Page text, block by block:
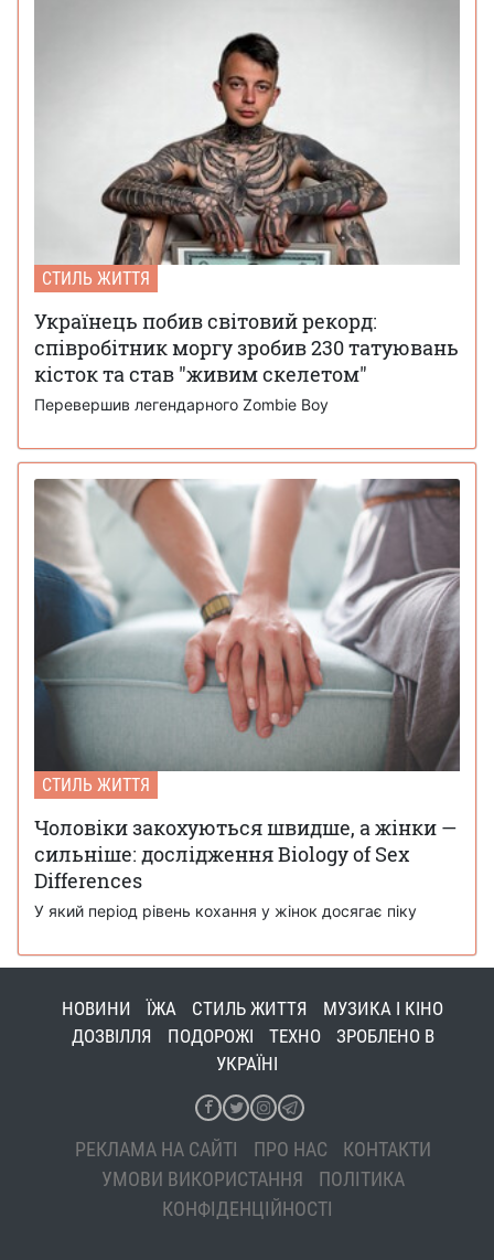
СТИЛЬ ЖИТТЯ
Українець побив світовий рекорд:
співробітник моргу зробив 230 татуювань
кісток та став "живим скелетом"
Перевершив легендарного Zombie Boy
СТИЛЬ ЖИТТЯ
Чоловіки закохуються швидше, а жінки —
сильніше: дослідження Biology of Sex
Differences
У який період рівень кохання у жінок досягає піку
НОВИНИ ЇЖА СТИЛЬ ЖИТТЯ
МУЗИКА І КІНО
ДОЗВІЛЛЯ
ПОДОРОЖІ ТЕХНО
ЗРОБЛЕНО В
УКРАЇНІ
РЕКЛАМА НА САЙТІ ПРО НАС
КОНТАКТИ
УМОВИ ВИКОРИСТАННЯ
ПОЛІТИКА
КОНФІДЕНЦІЙНОСТІ